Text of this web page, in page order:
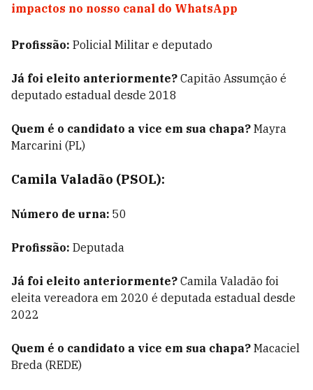
impactos no nosso canal do WhatsApp
Profissão: Policial Militar e deputado
Já foi eleito anteriormente? Capitão Assumção é
deputado estadual desde 2018
Quem é o candidato a vice em sua chapa? Mayra
Marcarini (PL)
Camila Valadão (PSOL):
Número de urna: 50
Profissão: Deputada
Já foi eleito anteriormente? Camila Valadão foi
eleita vereadora em 2020 é deputada estadual desde
2022
Quem é o candidato a vice em sua chapa? Macaciel
Breda (REDE)